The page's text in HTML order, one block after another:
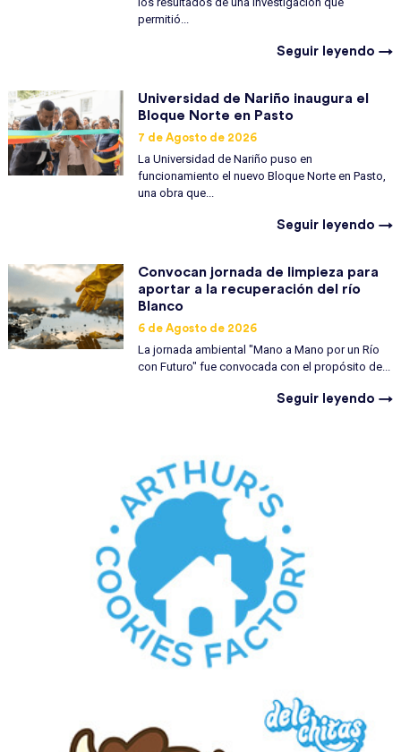
permitió...
Seguir leyendo →
Universidad de Nariño inaugura el
Bloque Norte en Pasto
7 de Agosto de 2026
La Universidad de Nariño puso en
funcionamiento el nuevo Bloque Norte en Pasto,
una obra que...
Seguir leyendo →
Convocan jornada de limpieza para
aportar a la recuperación del río
Blanco
6 de Agosto de 2026
La jornada ambiental "Mano a Mano por un Río
con Futuro" fue convocada con el propósito de...
Seguir leyendo →